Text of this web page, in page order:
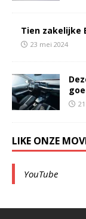
Tien zakelijke
23 mei 2024
LIKE ONZE
YouTube